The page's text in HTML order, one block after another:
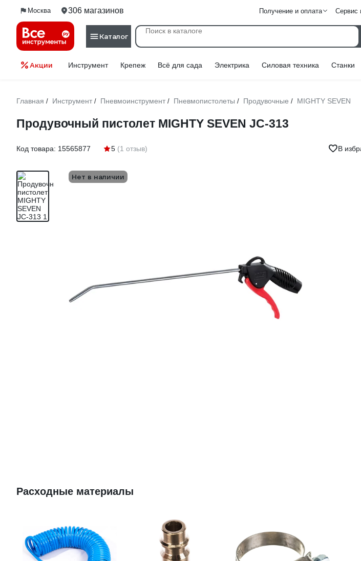
Москва 306 магазинов Получение и оплата Сервис
Каталог
Акции Инструмент Крепеж Всё для сада Электрика Силовая техника Станки
Главная / Инструмент / Пневмоинструмент / Пневмопистолеты / Продувочные / MIGHTY SEVEN
Продувочный пистолет MIGHTY SEVEN JC-313
Код товара: 15565877 5 (1 отзыв) В
Нет в наличии
Расходные материалы